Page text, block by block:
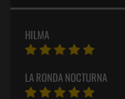
HILMA
LA RONDA NOCTURNA